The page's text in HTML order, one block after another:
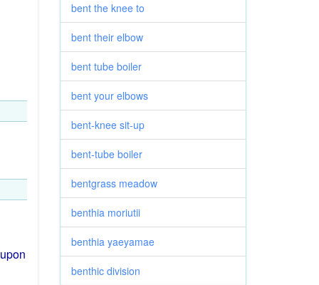
upon
bent the knee to
bent their elbow
bent tube boiler
bent your elbows
bent-knee sit-up
bent-tube boiler
bentgrass meadow
benthia moriutii
benthia yaeyamae
benthic division